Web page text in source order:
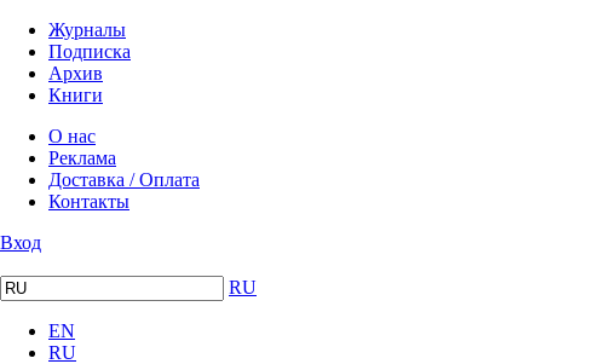
Журналы
Подписка
Архив
Книги
О нас
Реклама
Доставка / Оплата
Контакты
Вход
RU
EN
RU